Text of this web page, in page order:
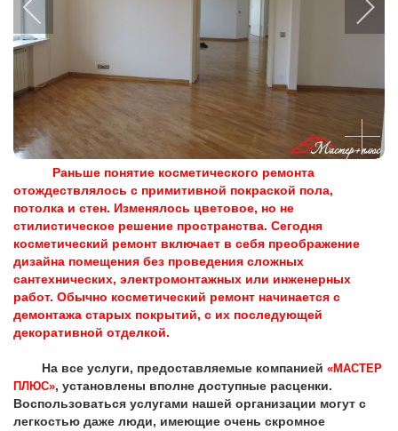
Раньше понятие косметического ремонта
отождествлялось с примитивной покраской пола,
потолка и стен. Изменялось цветовое, но не
стилистическое решение пространства. Сегодня
косметический ремонт включает в себя преображение
дизайна помещения без проведения сложных
сантехнических, электромонтажных или инженерных
работ. Обычно косметический ремонт начинается с
демонтажа старых покрытий, с их последующей
декоративной отделкой.
На все услуги, предоставляемые компанией «МАСТЕР
ПЛЮС», установлены вполне доступные расценки.
Воспользоваться услугами нашей организации могут с
легкостью даже люди, имеющие очень скромное